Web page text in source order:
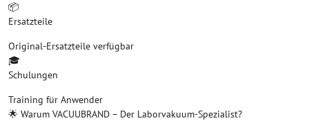
📦
Ersatzteile
Original-Ersatzteile verfügbar
🎓
Schulungen
Training für Anwender
🌟 Warum VACUUBRAND – Der Laborvakuum-Spezialist?